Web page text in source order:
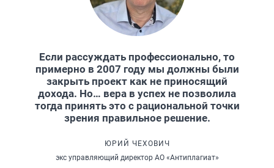
Если рассуждать профессионально, то
примерно в 2007 году мы должны были
закрыть проект как не приносящий
дохода. Но… вера в успех не позволила
тогда принять это с рациональной точки
зрения правильное решение.
ЮРИЙ ЧЕХОВИЧ
экс управляющий директор АО «Антиплагиат»